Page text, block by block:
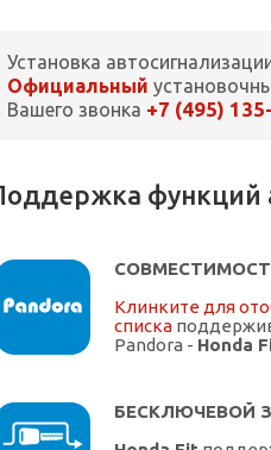
Установка
Официальный
Вашего звонка +7 (495)
функций
Клинките для
списка
Pandora - Honda
БЕСКЛЮЧЕВОЙ